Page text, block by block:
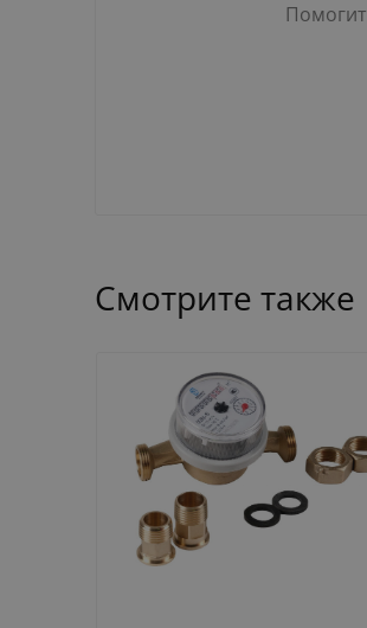
Смотрите также